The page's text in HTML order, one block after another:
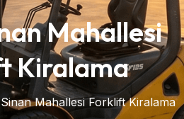
Mahallesi
Kiralama
Mahallesi Forklift Kiralama